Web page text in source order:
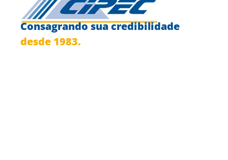
Consagrando sua credibilidade
desde 1983.